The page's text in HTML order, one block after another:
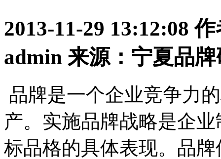
2013-11-29 13:12:08
admin 来源：宁夏品
品牌是一个企业竞争力
产。实施品牌战略是企
标品格的具体表现。品